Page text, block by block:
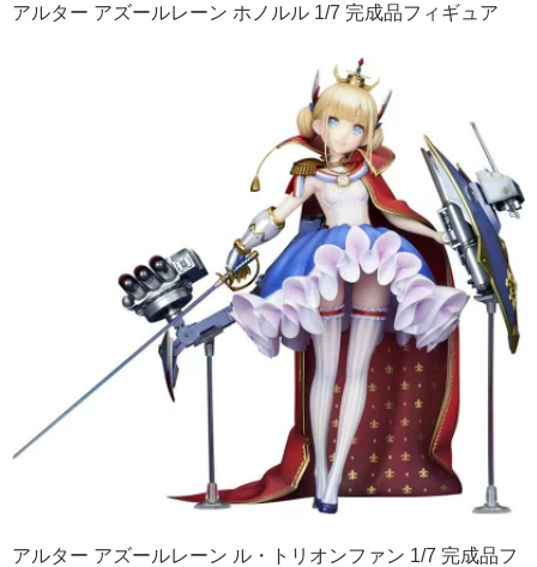
アルター アズールレーン ホノルル 1/7 完成品フィギュア
アルター アズールレーン ル・トリオンファン 1/7 完成品フ